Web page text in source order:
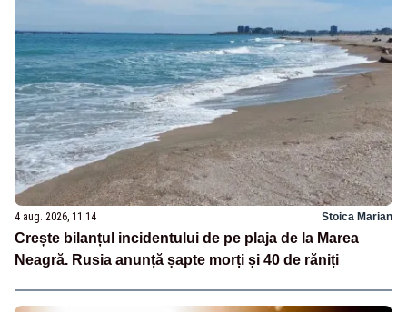
4 aug. 2026, 11:14 Stoica Marian
Crește bilanțul incidentului de pe plaja de la Marea
Neagră. Rusia anunță șapte morți și 40 de răniți